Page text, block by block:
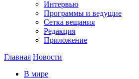
Интервью
Программы и ведущие
Сетка вещания
Редакция
Приложение
Главная Новости
В мире